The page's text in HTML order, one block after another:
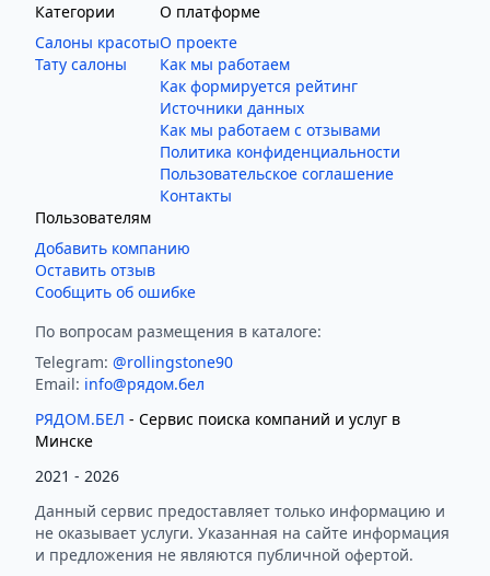
Категории
Салоны красоты
Тату салоны
О платформе
О проекте
Как мы работаем
Как формируется рейтинг
Источники данных
Как мы работаем с отзывами
Политика конфиденциальности
Пользовательское соглашение
Контакты
Пользователям
Добавить компанию
Оставить отзыв
Сообщить об ошибке
По вопросам размещения в каталоге:
Telegram: @rollingstone90
Email: info@рядом.бел
РЯДОМ.БЕЛ - Cервис поиска компаний и услуг в
Минске
2021 - 2026
Данный сервис предоставляет только информацию и
не оказывает услуги. Указанная на сайте информация
и предложения не являются публичной офертой.